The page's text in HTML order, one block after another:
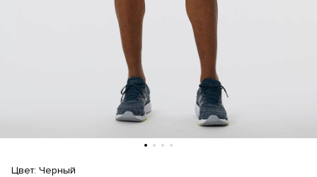
Цвет: Черный